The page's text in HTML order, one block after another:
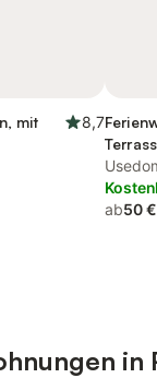
mit
8,7
ab50 €
in